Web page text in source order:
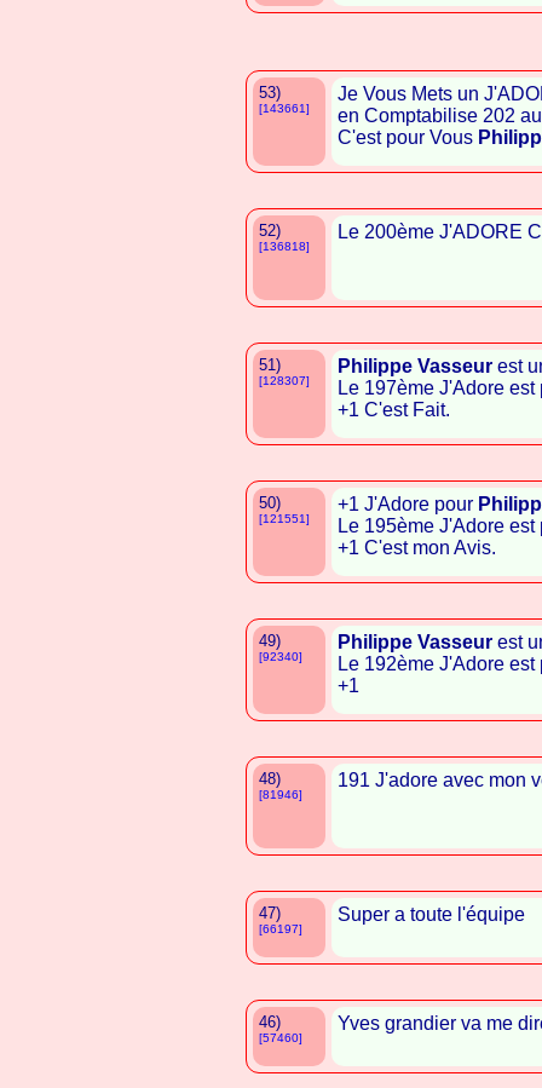
53)
[143661]
Je Vous Mets un
en Comptabilise 202
C'est pour Vous
52)
[136818]
Le 200ème J'ADORE
51)
[128307]
Philippe Vasseur est
Le 197ème J'Adore
+1 C'est Fait.
50)
[121551]
+1 J'Adore pour
Le 195ème J'Adore
+1 C'est mon Avis.
49)
[92340]
Philippe Vasseur est
Le 192ème J'Adore
+1
48)
[81946]
191 J'adore avec mon
47)
[66197]
Super a toute l'équipe
46)
[57460]
Yves grandier va me